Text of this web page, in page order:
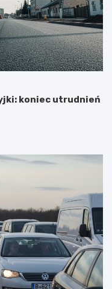
koniec utrudnień